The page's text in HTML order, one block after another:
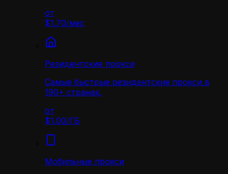
от
$1.70/мес
Резидентские прокси
Самые быстрые резидентские прокси в
190+ странах.
от
$1.00/ГБ
Мобильные прокси